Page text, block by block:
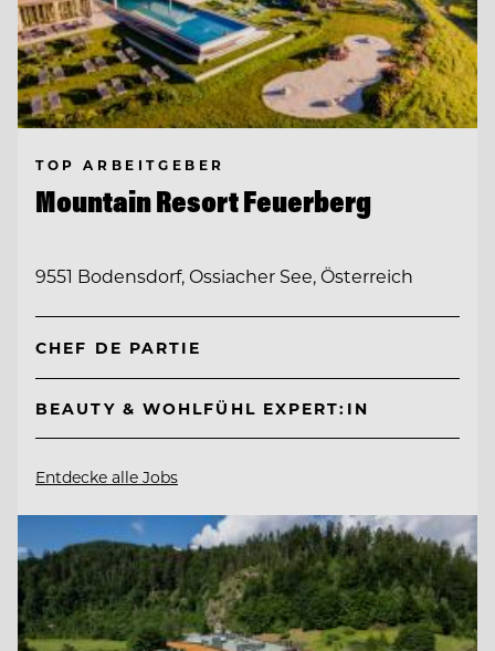
TOP ARBEITGEBER
Mountain Resort Feuerberg
9551 Bodensdorf, Ossiacher See, Österreich
CHEF DE PARTIE
BEAUTY & WOHLFÜHL EXPERT:IN
Entdecke alle Jobs